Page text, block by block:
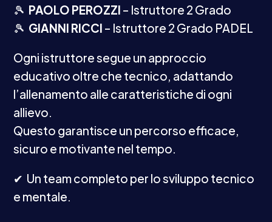
🎾 PAOLO PEROZZI – Istruttore 2 Grado
🎾 GIANNI RICCI – Istruttore 2 Grado PADEL
Ogni istruttore segue un approccio
educativo oltre che tecnico, adattando
l’allenamento alle caratteristiche di ogni
allievo.
Questo garantisce un percorso efficace,
sicuro e motivante nel tempo.
✔︎ Un team completo per lo sviluppo tecnico
e mentale.